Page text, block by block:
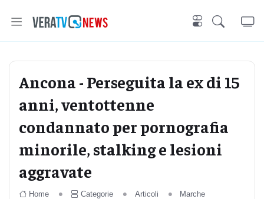
Ancona - Perseguita la ex di 15
anni, ventottenne
condannato per pornografia
minorile, stalking e lesioni
aggravate
Home Categorie Articoli Marche